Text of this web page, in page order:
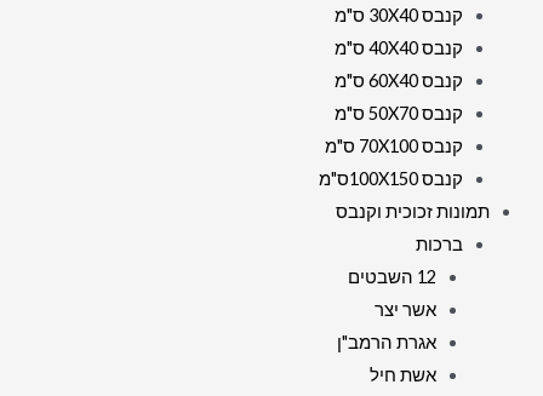
קנבס 30X40 ס"מ
קנבס 40X40 ס"מ
קנבס 60X40 ס"מ
קנבס 50X70 ס"מ
קנבס 70X100 ס"מ
קנבס 100X150ס"מ
תמונות זכוכית וקנבס
ברכות
12 השבטים
אשר יצר
אגרת הרמב"ן
אשת חיל